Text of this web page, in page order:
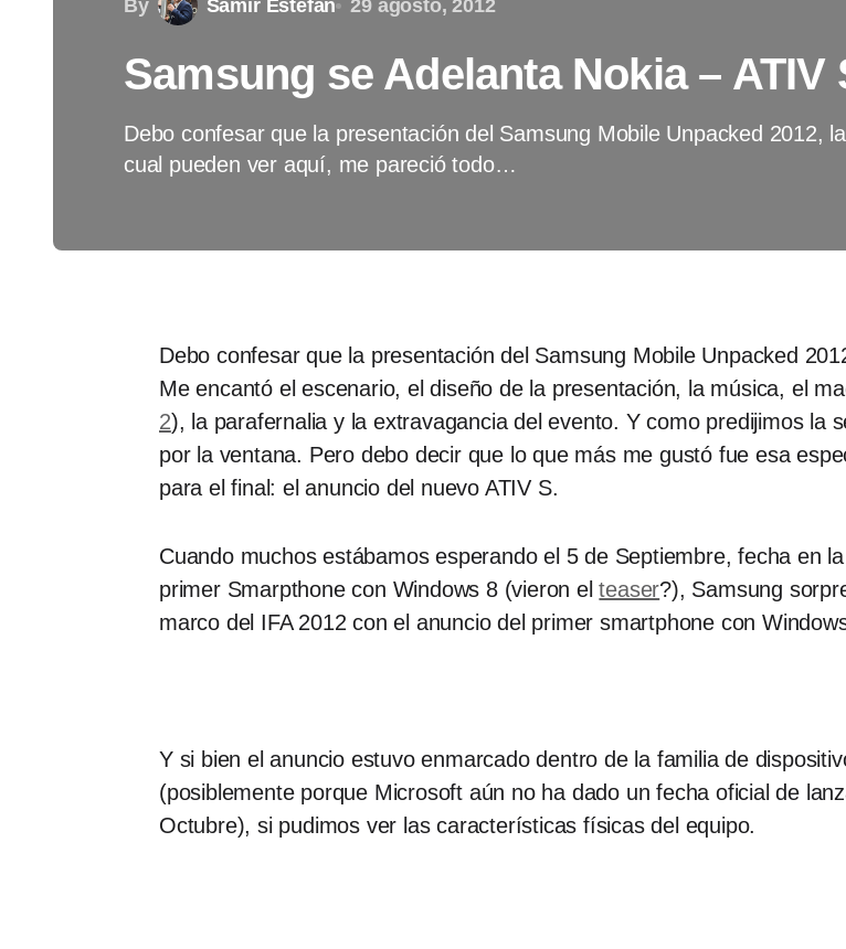
By Samir Estefan 29 agosto, 2012
Samsung se Adelanta Nokia – ATIV
Debo confesar que la presentación del Samsung Mobile Unpacked 2012, la
cual pueden ver aquí, me pareció todo…
Debo confesar que la presentación del Samsung Mobile Unpacked
Me encantó el escenario, el diseño de la presentación, la música, el
2), la parafernalia y la extravagancia del evento. Y como predijimos la
por la ventana. Pero debo decir que lo que más me gustó fue esa
para el final: el anuncio del nuevo ATIV S.
Cuando muchos estábamos esperando el 5 de Septiembre, fecha en
primer Smarpthone con Windows 8 (vieron elteaser?), Samsung
marco del IFA 2012 con el anuncio del primer smartphone con
Y si bien el anuncio estuvo enmarcado dentro de la familia de
(posiblemente porque Microsoft aún no ha dado un fecha oficial de
Octubre), si pudimos ver las características físicas del equipo.